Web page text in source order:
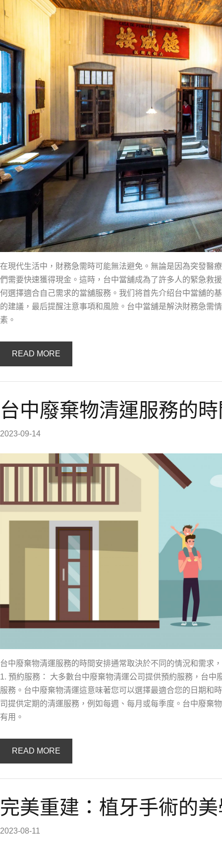
在現代生活中，財務急需時可能無法避免。無論是因為突發醫
們需要快速獲得現金。這時，台中當舖成為了許多人的緊急救
何選擇適合自己需求的當舖服務。我们将首先介绍台中當舖的
的建議，最后提醒注意事項和風險。台中當舖是解決財務急需
素。
READ MORE
台中廢棄物清運服務的
2023-09-14
台中廢棄物清運服務的時間安排通常取決於不同的情況和需求
1. 預約服務： 大多數台中廢棄物清運公司提供預約服務，台
服務。台中廢棄物清運這意味著您可以選擇最適合您的日期和
司提供定期的清運服務，例如每週、每月或每季度。台中廢棄
有用。
READ MORE
完美重建：植牙手術的
2023-08-11